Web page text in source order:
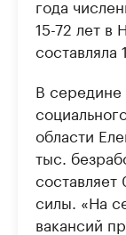
года
15-72 лет в
составляла
В середине
области
тыс.
составляет
силы. «На
вакансий